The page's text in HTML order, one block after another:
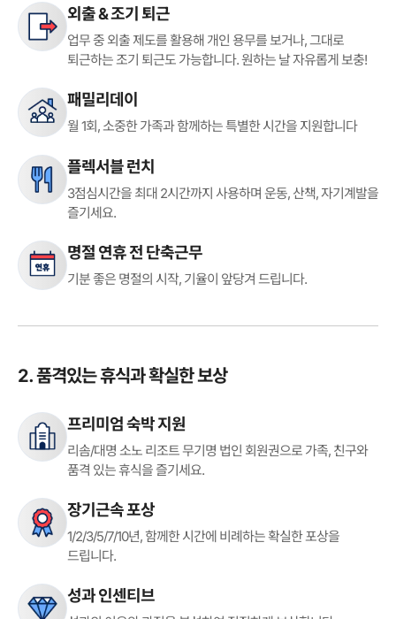
외출 & 조기 퇴근
업무 중 외출 제도를 활용해 개인 용무를 보거나, 그대로
퇴근하는 조기 퇴근도 가능합니다. 원하는 날 자유롭게 보충!
패밀리데이
월 1회, 소중한 가족과 함께하는특별한 시간을 지원합니다
플렉서블 런치
3점심시간을 최대 2시간까지 사용하며 운동, 산책, 자기계발을
즐기세요.
명절 연휴 전 단축근무
기분 좋은 명절의 시작, 기율이 앞당겨 드립니다.
2. 품격있는 휴식과 확실한 보상
프리미엄 숙박 지원
리솜/대명 소노 리조트 무기명 법인 회원권으로 가족, 친구와
품격 있는휴식을 즐기세요.
장기근속 포상
1/2/3/5/7/10년, 함께한 시간에 비례하는 확실한 포상을
드립니다.
성과 인센티브